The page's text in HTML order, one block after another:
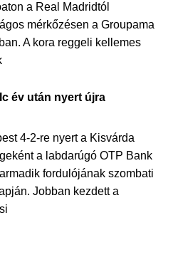
a Real Madridtól
mérkőzésen a Groupama
A kora reggeli kellemes
év után nyert újra
4-2-re nyert a Kisvárda
a labdarúgó OTP Bank
fordulójának szombati
Jobban kezdett a